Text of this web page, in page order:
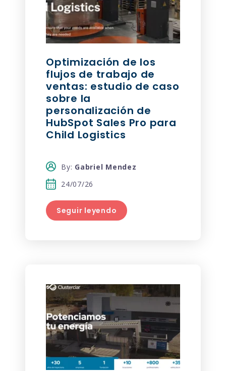
Optimización de los
flujos de trabajo de
ventas: estudio de caso
sobre la
personalización de
HubSpot Sales Pro para
Child Logistics
By: Gabriel Mendez
24/07/26
Seguir leyendo